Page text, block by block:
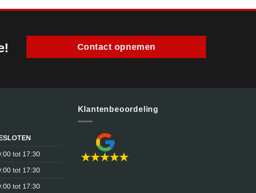
Contact opnemen
tot 17:30
tot 17:30
tot 17:30
Klantenbeoordeling